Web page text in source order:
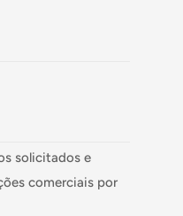
solicitados e
comerciais por